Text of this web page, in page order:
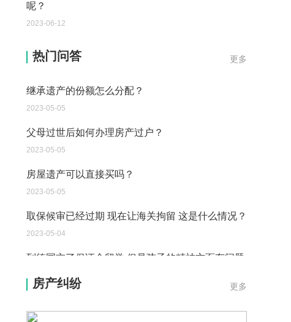
呢？
2023-06-12
更多
热门问答
2023-05-05
继承遗产的份额怎么分配？
2023-05-05
父母过世后如何办理房产过户？
2023-05-05
房屋遗产可以直接买吗？
2023-05-05
取保候审已经过期 现在让海关拘留 这是什么情况？
2023-05-04
到德国交了保证金留学 但是孩子的精神方面有问题
2023-05-04
我想问一下申请护照需要带什么证件？
更多
房产纠纷